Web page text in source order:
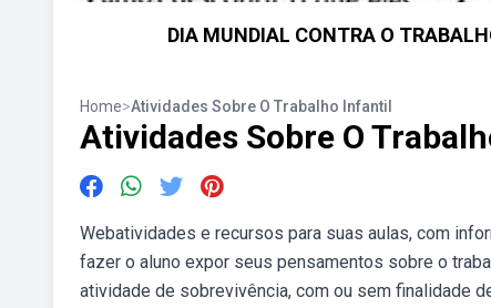
DIA MUNDIAL CONTRA O
Home>Atividades Sobre O Trabalho Infantil
Atividades Sobre O
Webatividades e recursos para suas aulas, com
fazer o aluno expor seus pensamentos sobre o
atividade de sobrevivência, com ou sem finalidade